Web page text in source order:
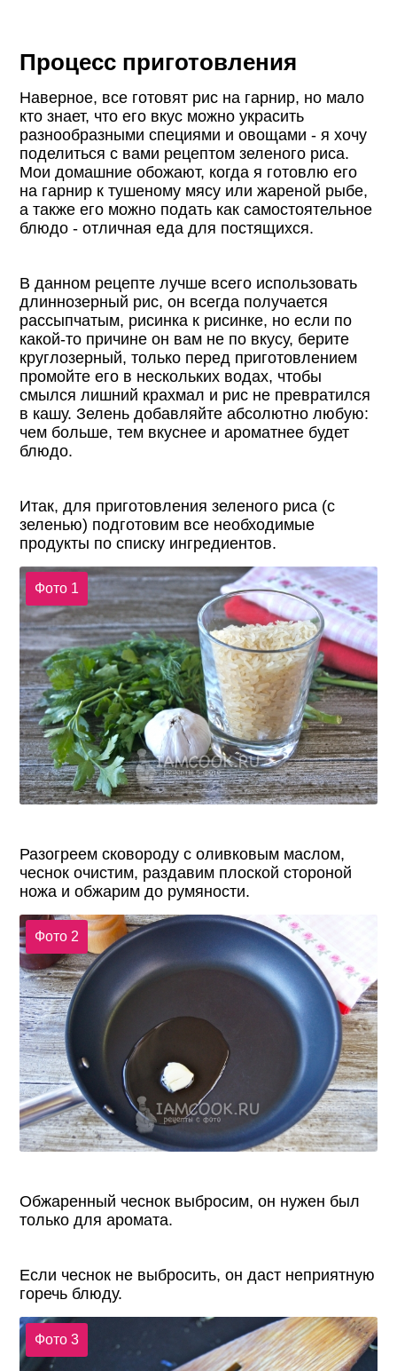
Процесс приготовления
Наверное, все готовят рис на гарнир, но мало
кто знает, что его вкус можно украсить
разнообразными специями и овощами - я хочу
поделиться с вами рецептом зеленого риса.
Мои домашние обожают, когда я готовлю его
на гарнир к тушеному мясу или жареной рыбе,
а также его можно подать как самостоятельное
блюдо - отличная еда для постящихся.
В данном рецепте лучше всего использовать
длиннозерный рис, он всегда получается
рассыпчатым, рисинка к рисинке, но если по
какой-то причине он вам не по вкусу, берите
круглозерный, только перед приготовлением
промойте его в нескольких водах, чтобы
смылся лишний крахмал и рис не превратился
в кашу. Зелень добавляйте абсолютно любую:
чем больше, тем вкуснее и ароматнее будет
блюдо.
Итак, для приготовления зеленого риса (с
зеленью) подготовим все необходимые
продукты по списку ингредиентов.
Фото 1
Разогреем сковороду с оливковым маслом,
чеснок очистим, раздавим плоской стороной
ножа и обжарим до румяности.
Фото 2
Обжаренный чеснок выбросим, он нужен был
только для аромата.
Если чеснок не выбросить, он даст неприятную
горечь блюду.
Фото 3